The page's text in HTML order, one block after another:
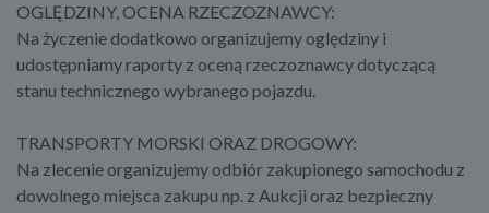
OGLĘDZINY, OCENA RZECZOZNAWCY:
Na życzenie dodatkowo organizujemy oględziny i
udostępniamy raporty z oceną rzeczoznawcy dotyczącą
stanu technicznego wybranego pojazdu.
TRANSPORTY MORSKI ORAZ DROGOWY:
Na zlecenie organizujemy odbiór zakupionego samochodu z
dowolnego miejsca zakupu np. z Aukcji oraz bezpieczny